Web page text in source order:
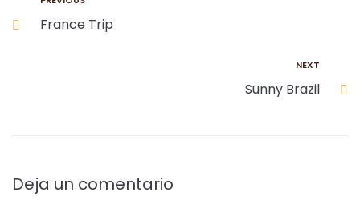
France Trip
NEXT
Sunny Brazil
Deja un comentario